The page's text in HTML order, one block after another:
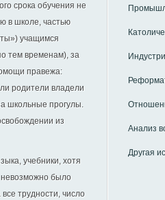
срока обучения не
в школе, частью
учащимся
тем временам), за
правежа:
родители владели
школьные прогулы.
из
учебники, хотя
невозможно было
трудности, число
Анализ
Другая